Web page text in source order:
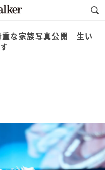
重な家族写真公開 生い